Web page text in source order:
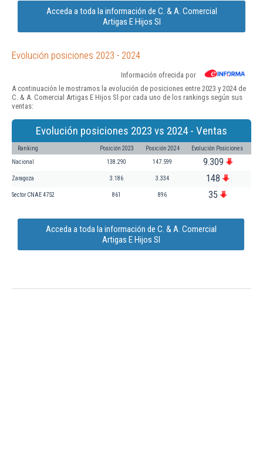
Acceda a toda la información de C. & A. Comercial
Artigas E Hijos Sl
Evolución posiciones 2023 - 2024
Información ofrecida por
A continuación le mostramos la evolución de posiciones entre 2023 y 2024 de
C. & A. Comercial Artigas E Hijos Sl por cada uno de los rankings según sus
ventas:
Evolución posiciones 2023 vs 2024 - Ventas
Ranking Posición 2023 Posición 2024 Evolución Posiciones
Nacional 138.290 147.599 9.309
Zaragoza 3.186 3.334 148
Sector CNAE 4752 861 896 35
Acceda a toda la información de C. & A. Comercial
Artigas E Hijos Sl